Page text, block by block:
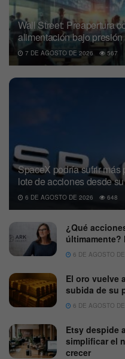
Wall Street: Preapertura
alimentación bajo presión
7 DE AGOSTO DE 2026 567
SpaceX podría sufrir más
lote de acciones desde
6 DE AGOSTO DE 2026 648
¿Qué
últimamente?
6 DE AGOSTO
El oro vuelve
subida de su
6 DE AGOSTO
Etsy despide
simplificar el
crecer